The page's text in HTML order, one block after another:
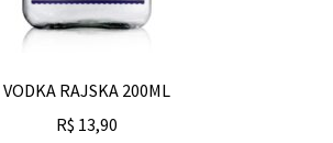
VODKA RAJSKA 200ML
R$ 13,90